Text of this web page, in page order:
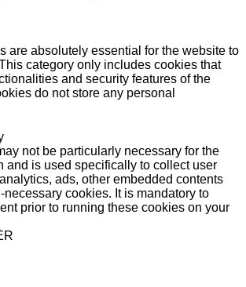
are absolutely essential for the website to
category only includes cookies that
and security features of the
do not store any personal
not be particularly necessary for the
and is used specifically to collect user
ads, other embedded contents
necessary cookies. It is mandatory to
prior to running these cookies on your